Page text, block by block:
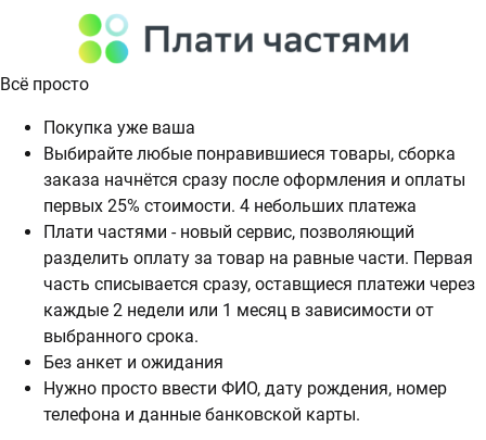
Всё просто
Покупка уже ваша
Выбирайте любые понравившиеся товары, сборка
заказа начнётся сразу после оформления и оплаты
первых 25% стоимости. 4 небольших платежа
Плати частями - новый сервис, позволяющий
разделить оплату за товар на равные части. Первая
часть списывается сразу, оставщиеся платежи через
каждые 2 недели или 1 месяц в зависимости от
выбранного срока.
Без анкет и ожидания
Нужно просто ввести ФИО, дату рождения, номер
телефона и данные банковской карты.